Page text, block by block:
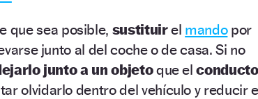
que sea posible, sustituirel mandopor
junto al del coche o de casa. Si no
junto a un objetoque el
olvidarlo dentro del vehículo y reducir